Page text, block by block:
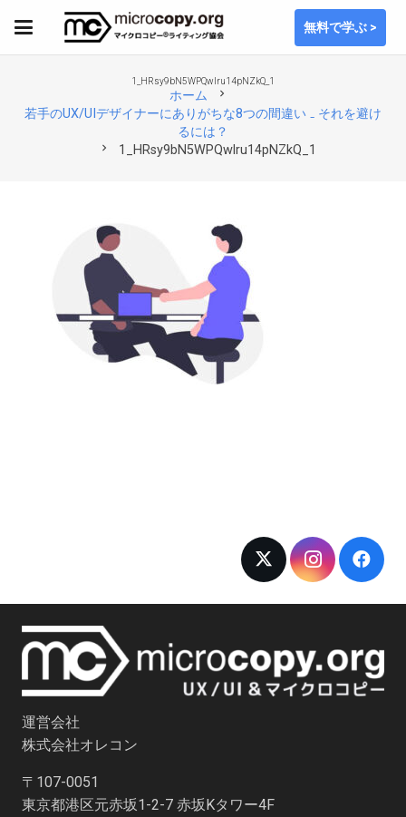
無料で学ぶ >
1_HRsy9bN5WPQwlru14pNZkQ_1
ホーム chevron_right
若手のUX/UIデザイナーにありがちな8つの間違い ₋ それを避け
るには？
chevron_right 1_HRsy9bN5WPQwlru14pNZkQ_1
運営会社
株式会社オレコン
〒107-0051
東京都港区元赤坂1-2-7 赤坂Kタワー4F